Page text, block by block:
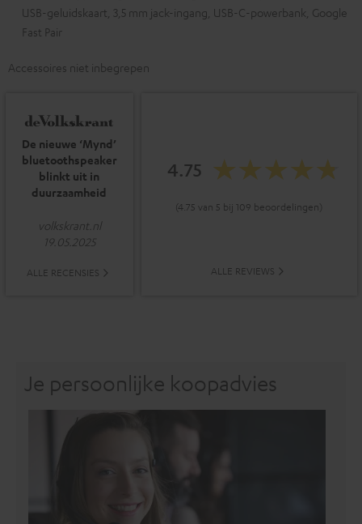
USB-geluidskaart, 3,5 mm jack-ingang, USB-C-powerbank, Google
Fast Pair
Accessoires niet inbegrepen
De nieuwe ‘Mynd’
bluetoothspeaker
blinkt uit in
duurzaamheid
volkskrant.nl
19.05.2025
ALLE RECENSIES
4.75
(4.75 van 5 bij 109 beoordelingen)
ALLE REVIEWS
Je persoonlijke koopadvies